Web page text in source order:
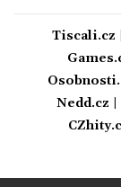
Tiscali.cz
Nedd.cz